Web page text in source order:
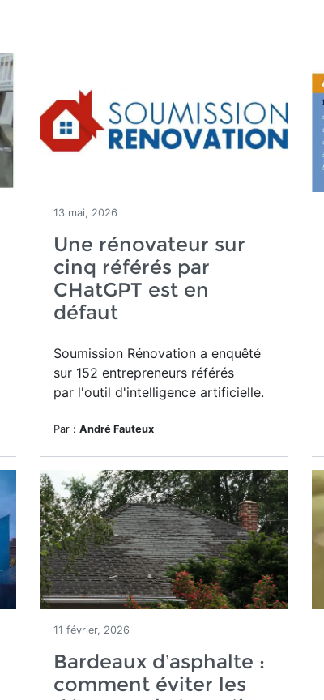
13 mai, 2026
Une rénovateur sur
cinq référés par
CHatGPT est en
défaut
Soumission Rénovation a enquêté
sur 152 entrepreneurs référés
par l'outil d'intelligence artificielle.
Par : André Fauteux
11 février, 2026
Bardeaux d’asphalte :
comment éviter les